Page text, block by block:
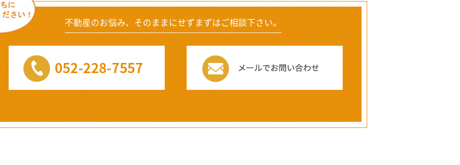
不動産のお悩み、そのままにせずまずはご相談下さい。